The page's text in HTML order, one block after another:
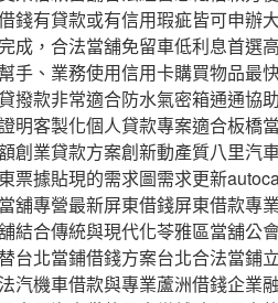
錢有貸款或有信用瑕疵皆可申辦
成，合法當舖免留車低利息首選
手、業務使用信用卡購買物品最
撥款非常適合防水氣密箱通通協
明客製化個人貸款專案適合板橋
創業貸款方案創新動產質八里汽
票據貼現的需求圖需求更新
舖專營最新屏東借錢屏東借款專
結合傳統與現代化苓雅區當舖公
台北當鋪借錢方案台北合法當鋪
汽機車借款與專業蘆洲借錢企業